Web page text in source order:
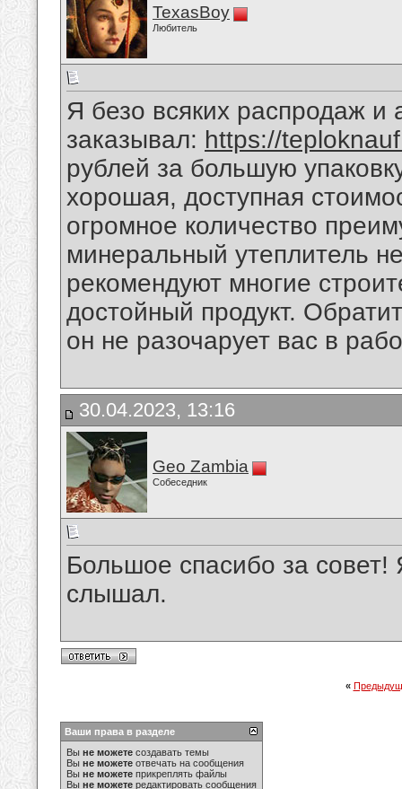
TexasBoy
Любитель
Я безо всяких распродаж и
заказывал: https://
рублей за большую
хорошая, доступная
огромное количество
минеральный утеплитель
рекомендуют многие
достойный продукт.
он не разочарует вас в
30.04.2023, 13:16
Geo Zambia
Собеседник
Большое спасибо за
слышал.
«
Ваши права в разделе
Вы не можете создавать темы
Вы не можете отвечать на сообщения
Вы не можете прикреплять файлы
Вы не можете редактировать сообщения